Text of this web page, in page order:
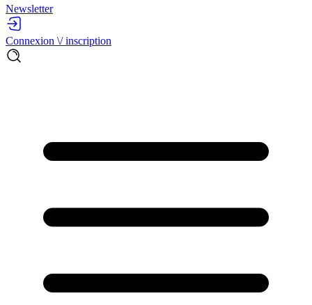
Newsletter
Connexion \/ inscription